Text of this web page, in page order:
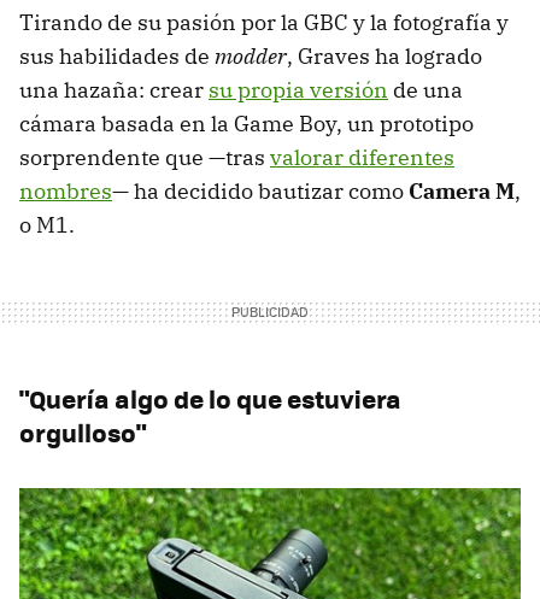
Tirando de su pasión por la GBC y la fotografía y
sus habilidades de modder, Graves ha logrado
una hazaña: crear su propia versión de una
cámara basada en la Game Boy, un prototipo
sorprendente que —tras valorar diferentes
nombres— ha decidido bautizar como Camera M,
o M1.
"Quería algo de lo que estuviera
orgulloso"